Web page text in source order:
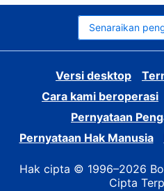
Senaraikan
Versi desktop
Cara kami beroperasi
Pernyataan
Pernyataan Hak Manusia
Hak cipta © 1996–2026
Cipta